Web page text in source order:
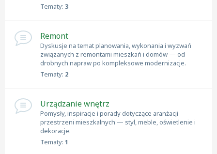
Tematy: 3
Remont
Dyskusje na temat planowania, wykonania i wyzwań
związanych z remontami mieszkań i domów — od
drobnych napraw po kompleksowe modernizacje.
Tematy: 2
Urządzanie wnętrz
Pomysły, inspiracje i porady dotyczące aranżacji
przestrzeni mieszkalnych — styl, meble, oświetlenie i
dekoracje.
Tematy: 1